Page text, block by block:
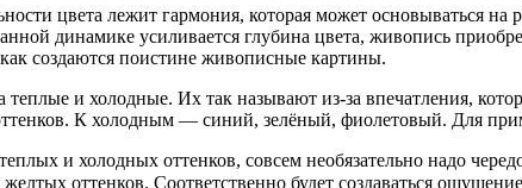
цвета лежит гармония, которая может основываться
динамике усиливается глубина цвета, живопись
создаются поистине живописные картины.
теплые и холодные. Их так называют из-за впечатления,
К холодным — синий, зелёный, фиолетовый. Для
и холодных оттенков, совсем необязательно надо
оттенков. Соответственно будет создаваться